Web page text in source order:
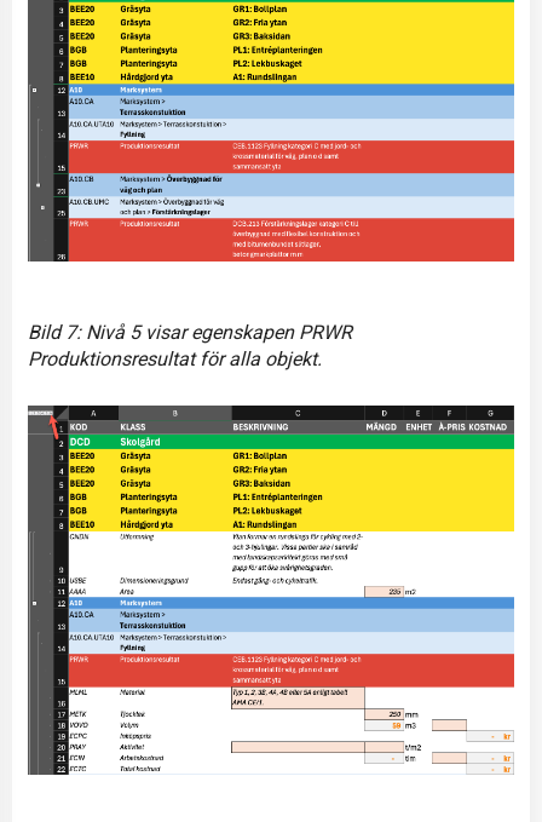
Bild 7: Nivå 5 visar egenskapen PRWR
Produktionsresultat för alla objekt.